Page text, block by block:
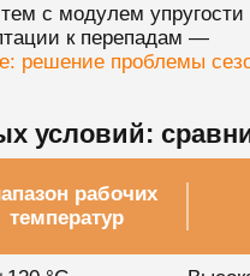
с модулем
к перепадам —
решение проблемы
условий:
рабочих
температур